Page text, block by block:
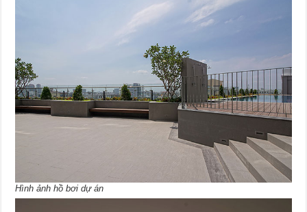
Hình ảnh hồ bơi dự án